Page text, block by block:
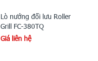
Lò nướng đối lưu Roller
Grill FC-380TQ
Giá liên hệ